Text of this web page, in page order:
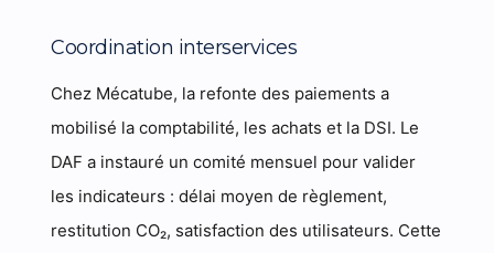
Coordination interservices
Chez Mécatube, la refonte des paiements a
mobilisé la comptabilité, les achats et la DSI. Le
DAF a instauré un comité mensuel pour valider
les indicateurs : délai moyen de règlement,
restitution CO₂, satisfaction des utilisateurs. Cette